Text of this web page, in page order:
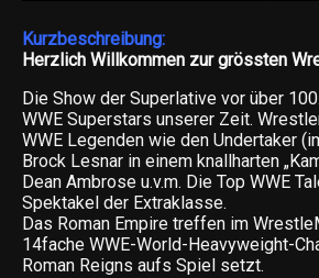
Kurzbeschreibung:
Herzlich Willkommen zur grössten
Die Show der Superlative vor über
WWE Superstars unserer Zeit.
WWE Legenden wie den Undertaker
Brock Lesnar in einem knallharten
Dean Ambrose u.v.m. Die Top WWE
Spektakel der Extraklasse.
Das Roman Empire treffen im
14fache WWE-World-Heavyweight-
Roman Reigns aufs Spiel setzt.